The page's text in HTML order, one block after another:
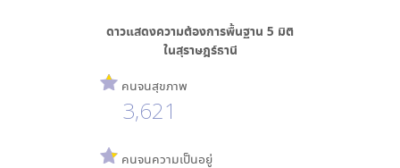
ดาวแสดงความต้องการพื้นฐาน 5 มิติ
ในสุราษฎร์ธานี
คนจนสุขภาพ
3,621
คนจนความเป็นอยู่